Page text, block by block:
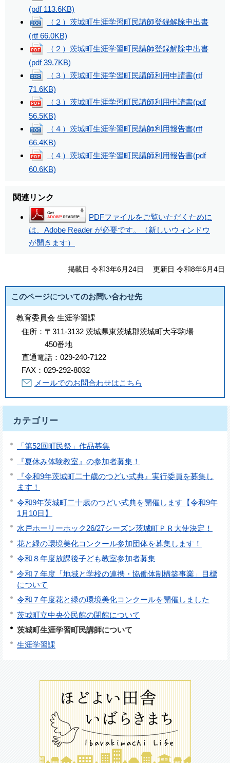
(pdf 113.6KB)
（２）茨城町生涯学習町民講師登録解除申出書
(rtf 66.0KB)
（２）茨城町生涯学習町民講師登録解除申出書
(pdf 39.7KB)
（３）茨城町生涯学習町民講師利用申請書(rtf
71.6KB)
（３）茨城町生涯学習町民講師利用申請書(pdf
56.5KB)
（４）茨城町生涯学習町民講師利用報告書(rtf
66.4KB)
（４）茨城町生涯学習町民講師利用報告書(pdf
60.6KB)
関連リンク
PDFファイルをご覧いただくために
は、Adobe Reader が必要です。（新しいウィンドウ
が開きます）
掲載日 令和3年6月24日 更新日 令和8年6月4日
このページについてのお問い合わせ先
教育委員会 生涯学習課
住所： 〒311-3132 茨城県東茨城郡茨城町大字駒場
450番地
直通電話： 029-240-7122
FAX： 029-292-8032
メールでのお問合わせはこちら
カテゴリー
「第52回町民祭」作品募集
『夏休み体験教室』の参加者募集！
『令和9年茨城町二十歳のつどい式典』実行委員を募集し
ます！
令和9年茨城町二十歳のつどい式典を開催します【令和9年
1月10日】
水戸ホーリーホック26/27シーズン茨城町ＰＲ大使決定！
花と緑の環境美化コンクール参加団体を募集します！
令和８年度放課後子ども教室参加者募集
令和７年度「地域と学校の連携・協働体制構築事業」目標
について
令和７年度花と緑の環境美化コンクールを開催しました
茨城町立中央公民館の閉館について
茨城町生涯学習町民講師について
生涯学習課